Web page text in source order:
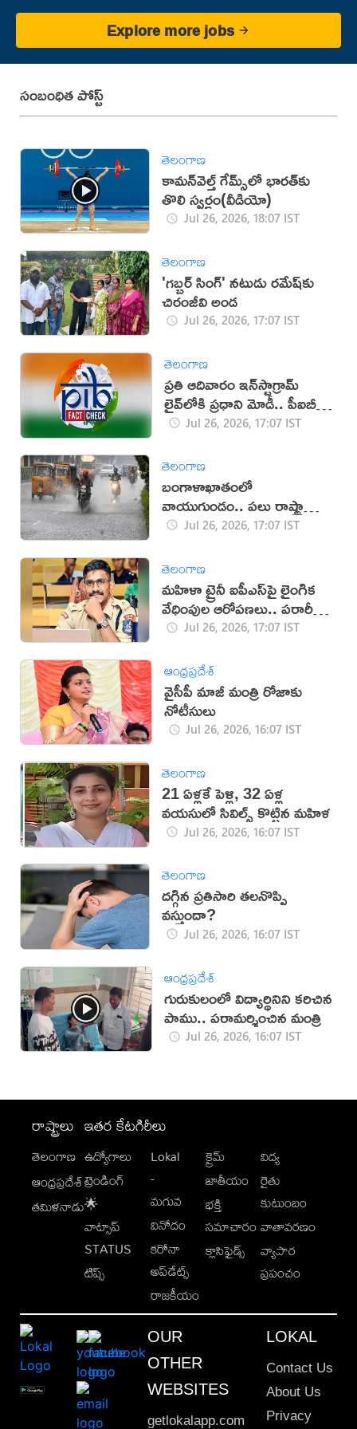
Explore more jobs
సంబంధిత పోస్ట్
తెలంగాణ
కామన్‌వెల్త్ గేమ్స్‌లో భారత్‌కు
తొలి స్వర్ణం(వీడియో)
Jul 26, 2026, 18:07 IST
తెలంగాణ
'గబ్బర్ సింగ్' నటుడు రమేష్‌కు
చిరంజీవి అండ
Jul 26, 2026, 17:07 IST
తెలంగాణ
ప్రతి ఆదివారం ఇన్‌స్టాగ్రామ్
లైవ్‌లోకి ప్రధాని మోడీ.. పీఐబీ
క్లారిటీ ఇదే!
Jul 26, 2026, 17:07 IST
తెలంగాణ
బంగాళాఖాతంలో
వాయుగుండం.. పలు రాష్ట్రాల్లో
తీవ్ర వర్ష హెచ్చరికలు జారీ!
Jul 26, 2026, 17:07 IST
తెలంగాణ
మహిళా ట్రైనీ ఐపీఎస్‌పై లైంగిక
వేధింపుల ఆరోపణలు.. పరారీలో
ఉదయ్!Jul 26, 2026, 17:07 IST
ఆంధ్రప్రదేశ్
వైసీపీ మాజీ మంత్రి రోజాకు
నోటీసులు
Jul 26, 2026, 16:07 IST
తెలంగాణ
21 ఏళ్లకే పెళ్లి, 32 ఏళ్ల
వయసులో సివిల్స్ కొట్టిన మహిళ
Jul 26, 2026, 16:07 IST
తెలంగాణ
ద‌గ్గిన ప్ర‌తిసారి త‌ల‌నొప్పి
వ‌స్తుందా?
Jul 26, 2026, 16:07 IST
ఆంధ్రప్రదేశ్
గురుకులంలో విద్యార్థినిని కరిచిన
పాము.. పరామర్శించిన మంత్రి
Jul 26, 2026, 16:07 IST
రాష్ట్రాలు
తెలంగాణ
ఆంధ్రప్రదేశ్
తమిళనాడు
ఇతర కేటగిరీలు
ఉద్యోగాలు
ట్రెండింగ్
🌟
వాట్సాప్
STATUS
టిప్స్
Lokal
-
మగువ
వినోదం
కరోనా
అప్‌డేట్స్
రాజకీయం
క్రైమ్
జాతీయం
భక్తి
సమాచారం
క్లాసిఫైడ్స్
విద్య
రైతు
కుటుంబం
వాతావరణం
వ్యాపార
ప్రపంచం
OUR
OTHER
WEBSITES
getlokalapp.com
LOKAL
Contact Us
About Us
Privacy